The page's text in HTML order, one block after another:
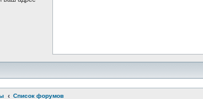
Список форумов